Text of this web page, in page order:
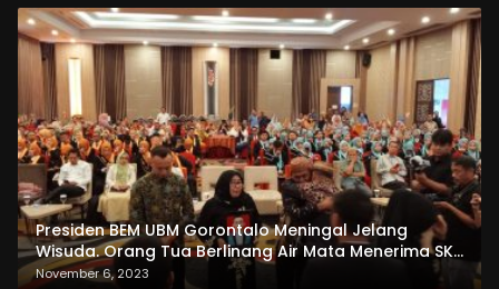
Presiden BEM UBM Gorontalo Meningal Jelang
Wisuda. Orang Tua Berlinang Air Mata Menerima SKL
dan Pemasangan Salempang
November 6, 2023